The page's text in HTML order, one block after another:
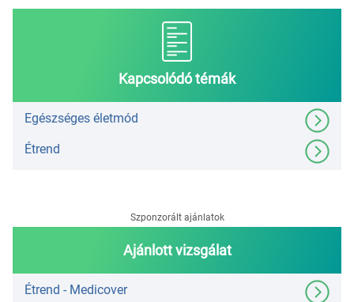
Kapcsolódó témák
Egészséges életmód
Étrend
Ajánlott vizsgálat
Szponzorált ajánlatok
Étrend - Medicover